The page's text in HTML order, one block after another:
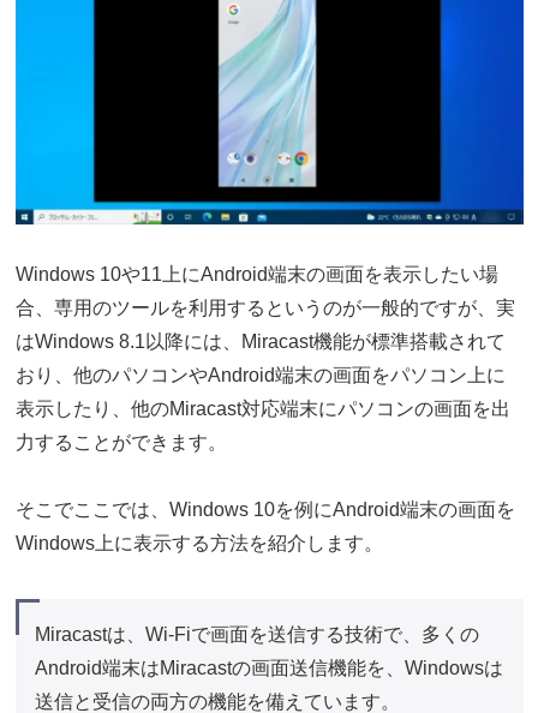
Windows 10や11上にAndroid端末の画面を表示したい場
合、専用のツールを利用するというのが一般的ですが、実
はWindows 8.1以降には、Miracast機能が標準搭載されて
おり、他のパソコンやAndroid端末の画面をパソコン上に
表示したり、他のMiracast対応端末にパソコンの画面を出
力することができます。
そこでここでは、Windows 10を例にAndroid端末の画面を
Windows上に表示する方法を紹介します。
Miracastは、Wi-Fiで画面を送信する技術で、多くの
Android端末はMiracastの画面送信機能を、Windowsは
送信と受信の両方の機能を備えています。